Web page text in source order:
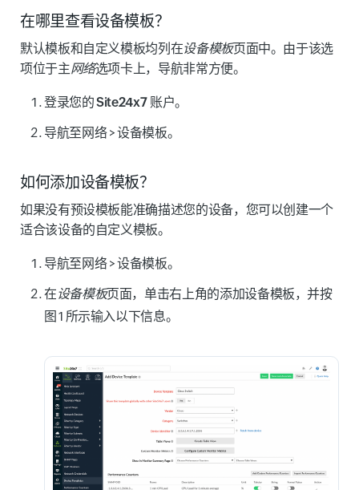
在哪里查看设备模板？
默认模板和自定义模板均列在设备模板页面中。由于该选
项位于主网络选项卡上，导航非常方便。
登录您的Site24x7 账户。
导航至网络>设备模板。
如何添加设备模板？
如果没有预设模板能准确描述您的设备，您可以创建一个
适合该设备的自定义模板。
导航至网络>设备模板。
在设备模板页面，单击右上角的添加设备模板，并按
图 1 所示输入以下信息。